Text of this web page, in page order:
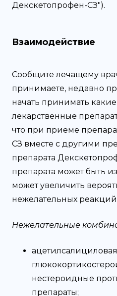
Декскетопрофен-СЗ").
Взаимодействие
Сообщите лечащему
принимаете, недавно
начать принимать
лекарственные
что при приеме
СЗ вместе с другими
препарата
препарата может быть
может увеличить
нежелательных
Нежелательные
нестероидные
препараты;